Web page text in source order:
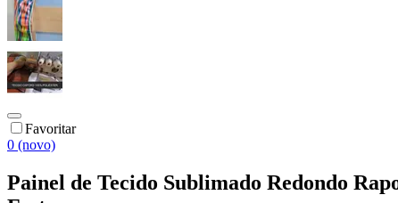
Favoritar
0 (novo)
Painel de Tecido Sublimado Redondo